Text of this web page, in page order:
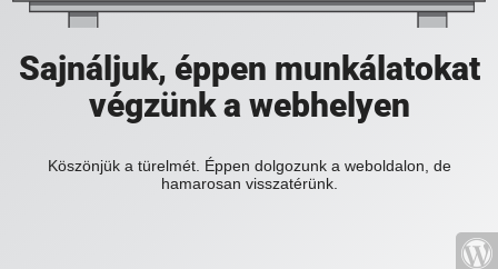
Sajnáljuk, éppen munkálatokat
végzünk a webhelyen
Köszönjük a türelmét. Éppen dolgozunk a weboldalon, de
hamarosan visszatérünk.